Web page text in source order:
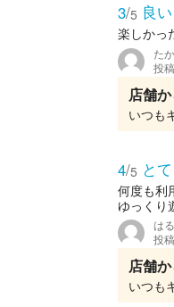
3/5 良い
楽しかっ
た
投
店舗
4/5 と
何度も利
ゆっくり
はる
投
店舗